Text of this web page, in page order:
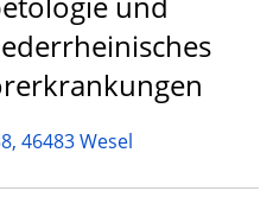
46483 Wesel